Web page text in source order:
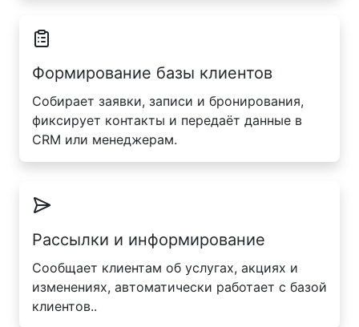
Формирование базы клиентов
Собирает заявки, записи и бронирования,
фиксирует контакты и передаёт данные в
CRM или менеджерам.
Рассылки и информирование
Сообщает клиентам об услугах, акциях и
изменениях, автоматически работает с базой
клиентов..